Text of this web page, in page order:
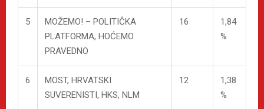
5
MOŽEMO! – POLITIČKA
PLATFORMA, HOĆEMO
PRAVEDNO
16
1,84
%
6
MOST, HRVATSKI
SUVERENISTI, HKS, NLM
12
1,38
%